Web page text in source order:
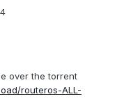
over the torrent
routeros-ALL-